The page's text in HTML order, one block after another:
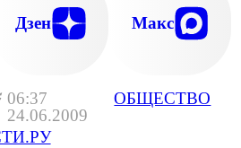
06:37
24.06.2009
ОБЩЕСТВО
Дзен Макс